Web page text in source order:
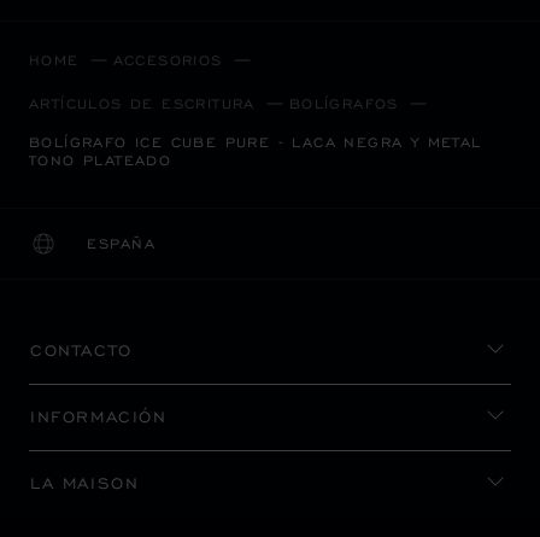
HOME ACCESORIOS
ARTÍCULOS DE ESCRITURA BOLÍGRAFOS
BOLÍGRAFO ICE CUBE PURE - LACA NEGRA Y METAL
TONO PLATEADO
ESPAÑA
LOCALIZACIÓN (CAMBIAR PAÍS)
CAMBIAR PAÍS
CONTACTO
INFORMACIÓN
LA MAISON